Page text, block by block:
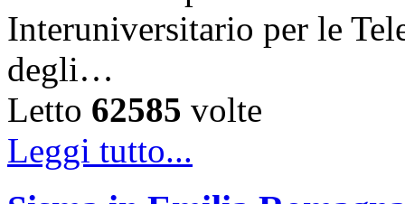
Interuniversitario per le
degli…
Letto 62585 volte
Leggi tutto...